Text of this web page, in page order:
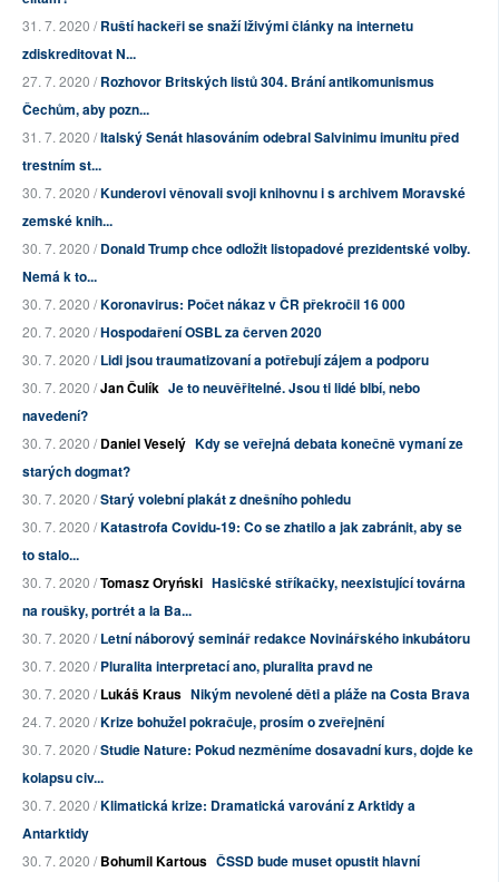
31. 7. 2020 /Ruští hackeři se snaží lživými články na internetu
zdiskreditovat N...
27. 7. 2020 /Rozhovor Britských listů 304. Brání antikomunismus
Čechům, aby pozn...
31. 7. 2020 /Italský Senát hlasováním odebral Salvinimu imunitu před
trestním st...
30. 7. 2020 /Kunderovi věnovali svoji knihovnu i s archivem Moravské
zemské knih...
30. 7. 2020 /Donald Trump chce odložit listopadové prezidentské volby.
Nemá k to...
30. 7. 2020 /Koronavirus: Počet nákaz v ČR překročil 16 000
20. 7. 2020 /Hospodaření OSBL za červen 2020
30. 7. 2020 /Lidi jsou traumatizovaní a potřebují zájem a podporu
30. 7. 2020 /Jan Čulík Je to neuvěřitelné. Jsou ti lidé blbí, nebo
navedení?
30. 7. 2020 /Daniel Veselý Kdy se veřejná debata konečně vymaní ze
starých dogmat?
30. 7. 2020 /Starý volební plakát z dnešního pohledu
30. 7. 2020 /Katastrofa Covidu-19: Co se zhatilo a jak zabránit, aby se
to stalo...
30. 7. 2020 /Tomasz Oryński Hasičské stříkačky, neexistující továrna
na roušky, portrét a la Ba...
30. 7. 2020 /Letní náborový seminář redakce Novinářského inkubátoru
30. 7. 2020 /Pluralita interpretací ano, pluralita pravd ne
30. 7. 2020 /Lukáš Kraus Nikým nevolené děti a pláže na Costa Brava
24. 7. 2020 /Krize bohužel pokračuje, prosím o zveřejnění
30. 7. 2020 /Studie Nature: Pokud nezměníme dosavadní kurs, dojde ke
kolapsu civ...
30. 7. 2020 /Klimatická krize: Dramatická varování z Arktidy a
Antarktidy
30. 7. 2020 /Bohumil Kartous ČSSD bude muset opustit hlavní